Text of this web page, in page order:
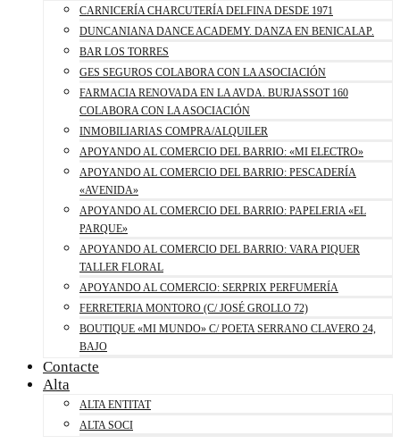
CARNICERÍA CHARCUTERÍA DELFINA DESDE 1971
DUNCANIANA DANCE ACADEMY. DANZA EN BENICALAP.
BAR LOS TORRES
GES SEGUROS COLABORA CON LA ASOCIACIÓN
FARMACIA RENOVADA EN LA AVDA. BURJASSOT 160
COLABORA CON LA ASOCIACIÓN
INMOBILIARIAS COMPRA/ALQUILER
APOYANDO AL COMERCIO DEL BARRIO: «MI ELECTRO»
APOYANDO AL COMERCIO DEL BARRIO: PESCADERÍA
«AVENIDA»
APOYANDO AL COMERCIO DEL BARRIO: PAPELERIA «EL
PARQUE»
APOYANDO AL COMERCIO DEL BARRIO: VARA PIQUER
TALLER FLORAL
APOYANDO AL COMERCIO: SERPRIX PERFUMERÍA
FERRETERIA MONTORO (C/ JOSÉ GROLLO 72)
BOUTIQUE «MI MUNDO» C/ POETA SERRANO CLAVERO 24,
BAJO
Contacte
Alta
ALTA ENTITAT
ALTA SOCI